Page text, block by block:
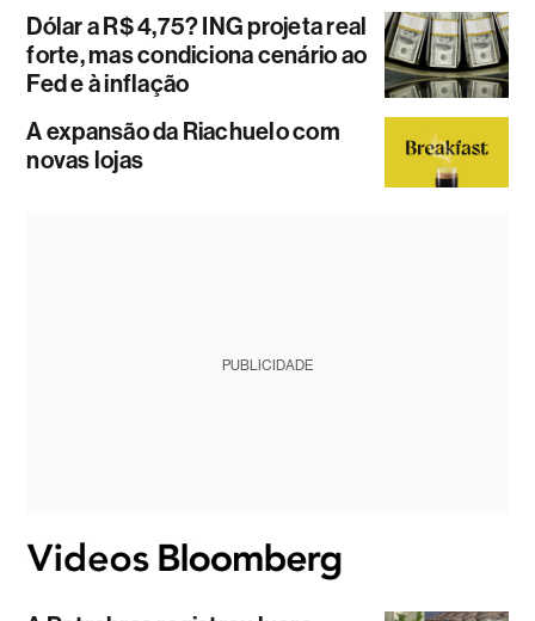
Dólar a R$ 4,75? ING projeta real
forte, mas condiciona cenário ao
Fed e à inflação
A expansão da Riachuelo com
novas lojas
PUBLICIDADE